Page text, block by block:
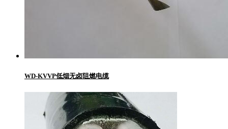
WD-KVVP低烟无卤阻燃电缆